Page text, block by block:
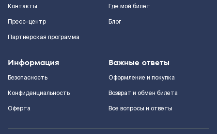
Контакты
Пресс-центр
Партнерская программа
Где мой билет
Блог
Информация
Безопасность
Конфиденциальность
Оферта
Важные ответы
Оформление и покупка
Возврат и обмен билета
Все вопросы и ответы